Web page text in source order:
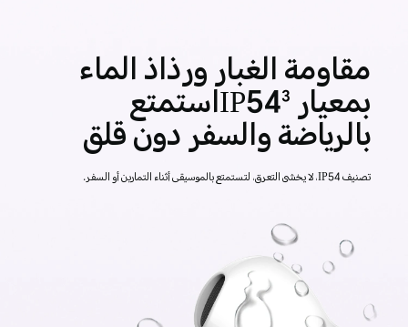
مقاومة الغبار ورذاذ الماء
بمعيار IP54 3 استمتع
بالرياضة والسفر دون قلق
تصنيف IP54، لا يخشى التعرق، لتستمتع بالموسيقى أثناء التمارين أو السفر.